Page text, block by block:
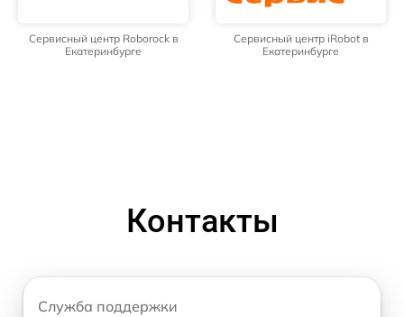
Сервисный центр Roborock в
Екатеринбурге
Сервисный центр iRobot в
Екатеринбурге
Контакты
Служба поддержки